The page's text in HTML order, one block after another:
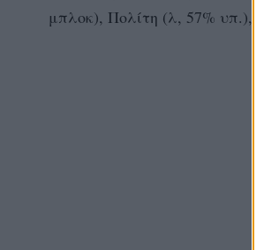
μπλοκ), Πολίτη (λ, 57% υπ.),